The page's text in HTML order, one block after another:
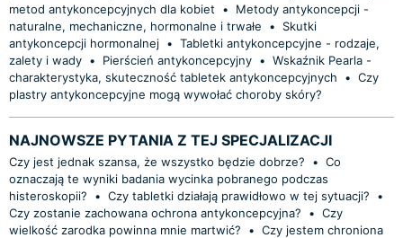
metod antykoncepcyjnych dla kobiet
•
Metody antykoncepcji -
naturalne, mechaniczne, hormonalne i trwałe
•
Skutki
antykoncepcji hormonalnej • Tabletki antykoncepcyjne - rodzaje,
zalety i wady • Pierścień antykoncepcyjny • Wskaźnik Pearla -
charakterystyka, skuteczność tabletek antykoncepcyjnych
• Czy
plastry antykoncepcyjne mogą wywołać choroby skóry?
NAJNOWSZE PYTANIA Z TEJ SPECJALIZACJI
Czy jest jednak szansa, że wszystko będzie dobrze? • Co
oznaczają te wyniki badania wycinka pobranego podczas
histeroskopii?
• Czy tabletki działają prawidłowo w tej sytuacji?
•
Czy zostanie zachowana ochrona antykoncepcyjna?
• Czy
wielkość zarodka powinna mnie martwić?
• Czy jestem chroniona